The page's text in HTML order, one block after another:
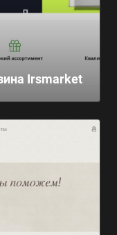
Irsmarket